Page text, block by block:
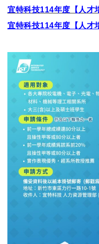
宜特科技114年度【人才
宜特科技114年度【人才